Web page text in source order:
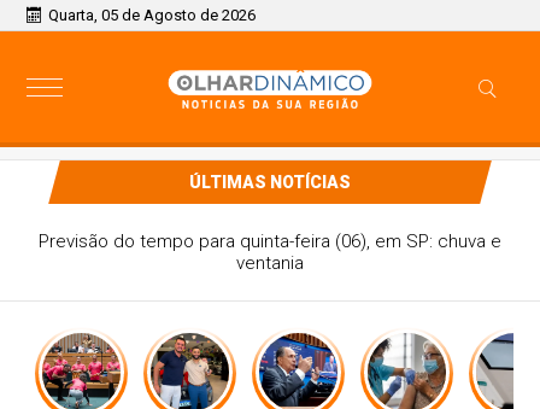
Quarta, 05 de Agosto de 2026
ÚLTIMAS NOTÍCIAS
Previsão do tempo para quinta-feira (06), em SP: chuva e
ventania